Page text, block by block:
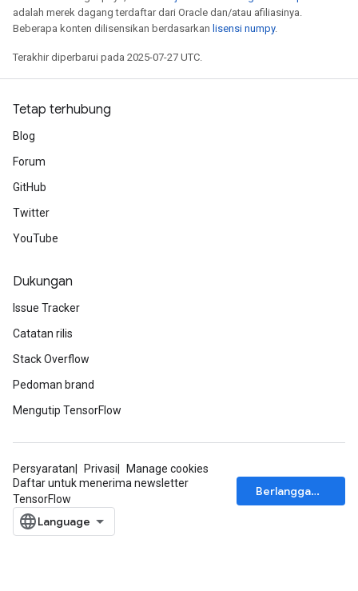
adalah merek dagang terdaftar dari Oracle dan/atau afiliasinya.
Beberapa konten dilisensikan berdasarkan lisensi numpy.
Terakhir diperbarui pada 2025-07-27 UTC.
Tetap terhubung
Blog
Forum
GitHub
Twitter
YouTube
Dukungan
Issue Tracker
Catatan rilis
Stack Overflow
Pedoman brand
Mengutip TensorFlow
Persyaratan Privasi
Manage cookies
Daftar untuk menerima newsletter
TensorFlow
Berlangganan